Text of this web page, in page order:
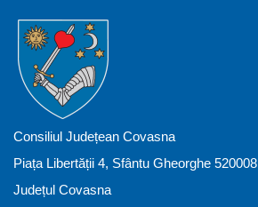
Consiliul Județean Covasna
Piața Libertății 4, Sfântu Gheorghe 520008
Județul Covasna